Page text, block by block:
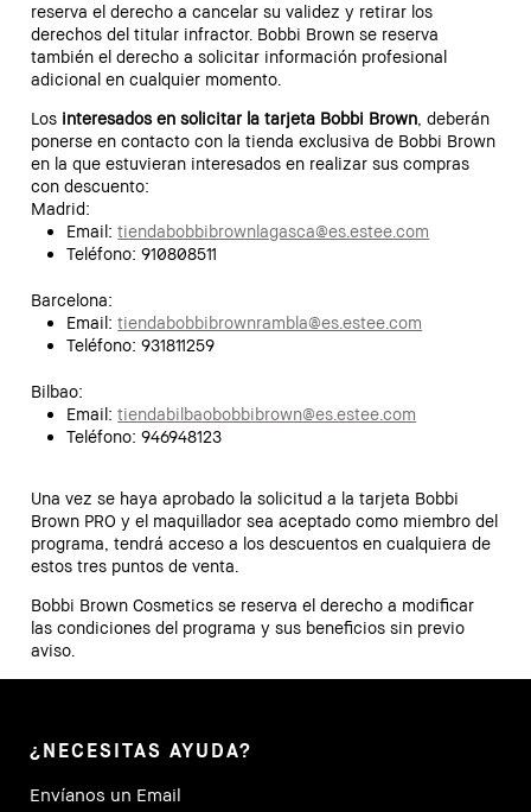
reserva el derecho a cancelar su validez y retirar los
derechos del titular infractor. Bobbi Brown se reserva
también el derecho a solicitar información profesional
adicional en cualquier momento.
Los interesados en solicitar la tarjeta Bobbi Brown , deberán
ponerse en contacto con la tienda exclusiva de Bobbi Brown
en la que estuvieran interesados en realizar sus compras
con descuento:
Madrid:
Email:tiendabobbibrownlagasca@es.estee.com
Teléfono: 910808511
Barcelona:
Email:tiendabobbibrownrambla@es.estee.com
Teléfono: 931811259
Bilbao:
Email:tiendabilbaobobbibrown@es.estee.com
Teléfono: 946948123
Una vez se haya aprobado la solicitud a la tarjeta Bobbi
Brown PRO y el maquillador sea aceptado como miembro del
programa, tendrá acceso a los descuentos en cualquiera de
estos tres puntos de venta.
Bobbi Brown Cosmetics se reserva el derecho a modificar
las condiciones del programa y sus beneficios sin previo
aviso.
¿NECESITAS AYUDA?
Envíanos un Email